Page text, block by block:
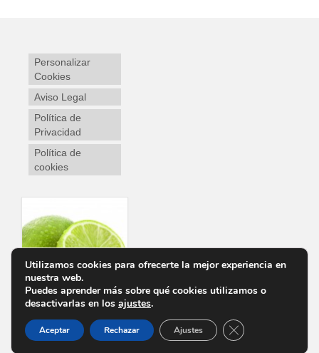
Personalizar
Cookies
Aviso Legal
Política de
Privacidad
Política de
cookies
Personalizar Cookies Aviso Legal Política de Privacidad Política de cookies
Utilizamos cookies para ofrecerte la mejor experiencia en
nuestra web.
Puedes aprender más sobre qué cookies utilizamos o
desactivarlas en los ajustes.
Aceptar Rechazar Ajustes Cerrar el banner